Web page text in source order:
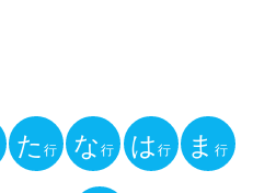
た 行 な行 は行 ま行